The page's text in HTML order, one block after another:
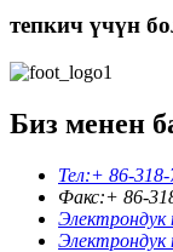
тепкич үчүн
Биз менен
Тел:+ 86-318-
Факс:+ 86-
Электрондук
Электрондук